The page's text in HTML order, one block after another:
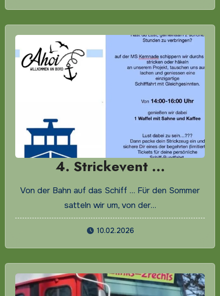
4. Strickevent …
Von der Bahn auf das Schiff … Für den Sommer
satteln wir um, von der…
10.02.2026